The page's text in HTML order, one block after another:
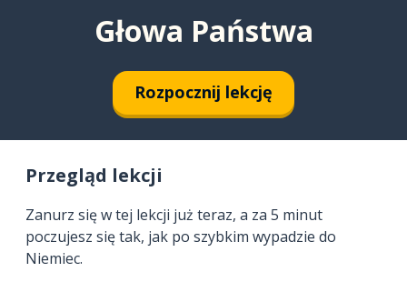
Głowa Państwa
Rozpocznij lekcję
Przegląd lekcji
Zanurz się w tej lekcji już teraz, a za 5 minut
poczujesz się tak, jak po szybkim wypadzie do
Niemiec.